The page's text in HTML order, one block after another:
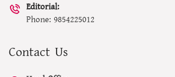
Editorial:
Phone: 9854225012
Contact Us